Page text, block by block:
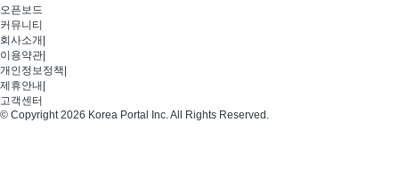
오픈보드
커뮤니티
회사소개
이용약관
개인정보정책
제휴안내
고객센터
© Copyright 2026 Korea Portal Inc. All Rights Reserved.